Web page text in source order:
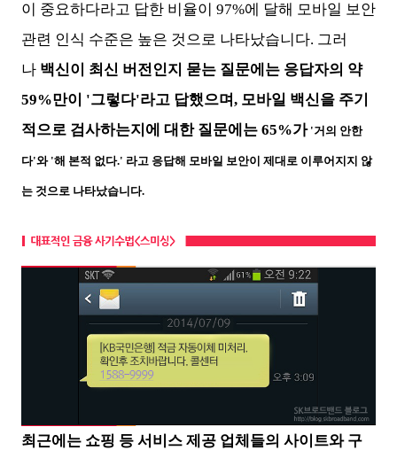
이 중요하다라고 답한 비율이 97%에 달해 모바일 보안
관련 인식 수준은 높은 것으로 나타났습니다. 그러
나 백신이 최신 버전인지 묻는 질문에는 응답자의 약
59%만이 '그렇다'라고 답했으며, 모바일 백신을 주기
적으로 검사하는지에 대한 질문에는 65%가'거의 안한
다'와 '해 본적 없다.' 라고 응답해 모바일 보안이 제대로 이루어지지 않
는 것으로 나타났습니다.
최근에는 쇼핑 등 서비스 제공 업체들의 사이트와 구